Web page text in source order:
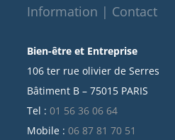
Information | Contact
Bien-être et Entreprise
106 ter rue olivier de Serres
Bâtiment B – 75015 PARIS
Tel : 01 56 36 06 64
Mobile : 06 87 81 70 51